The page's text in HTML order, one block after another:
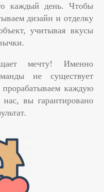
каждый день. Чтобы
дизайн и отделку
учитывая вкусы
мечту! Именно
не существует
каждую
нас, вы гарантировано